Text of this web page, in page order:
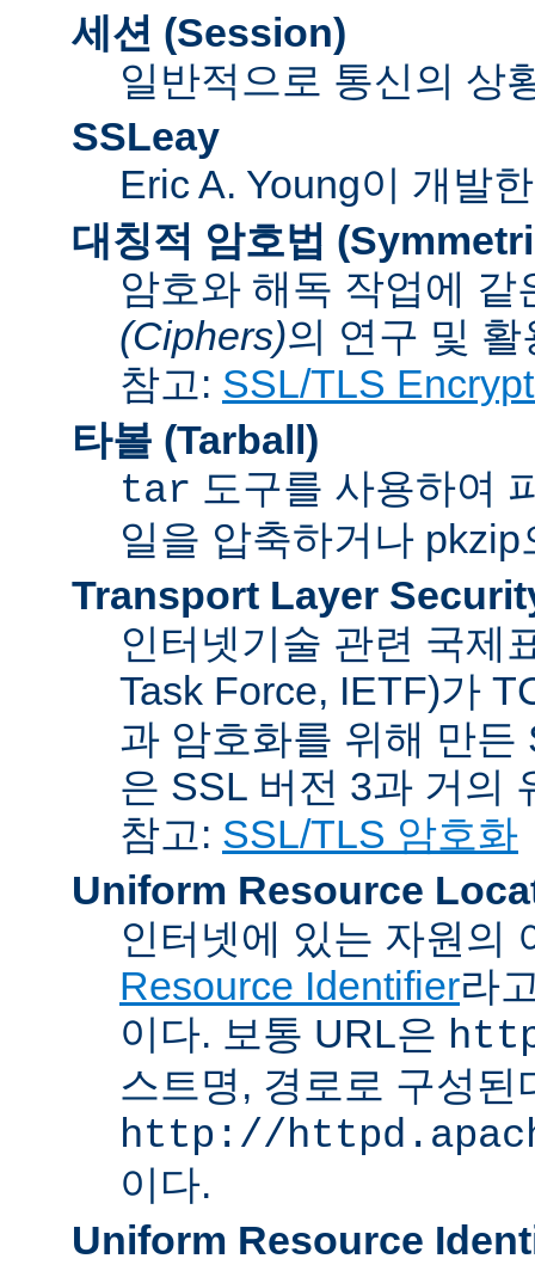
세션 (Session)
일반적으로 통신의 상
SSLeay
Eric A. Young이 개발
대칭적 암호법
암호와 해독 작업에
(Ciphers)의 연구 및 활
참고: SSL/TLS
타볼 (Tarball)
tar 도구를 사용하여
일을 압축하거나
Transport Layer
인터넷기술 관련 국제
Task Force, IETF)가
과 암호화를 위해 만
은 SSL 버전 3과 거의
참고: SSL/TLS 암호화
Uniform Resource
인터넷에 있는 자원의
Resource Identifier라
이다. 보통 URL은
스트명, 경로로 구성
http://
이다.
Uniform Resource